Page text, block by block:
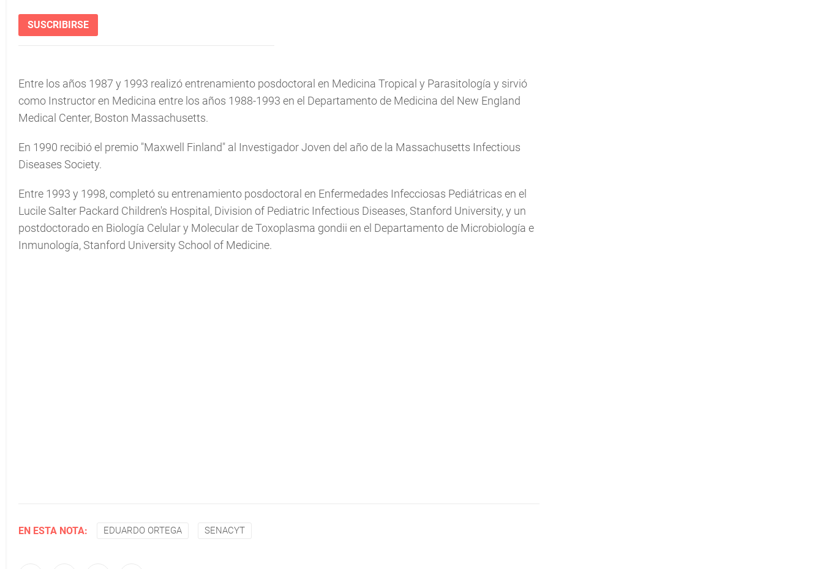
SUSCRIBIRSE
Entre los años 1987 y 1993 realizó entrenamiento posdoctoral en Medicina Tropical y Parasitología y sirvió
como Instructor en Medicina entre los años 1988-1993 en el Departamento de Medicina del New England
Medical Center, Boston Massachusetts.
En 1990 recibió el premio "Maxwell Finland" al Investigador Joven del año de la Massachusetts Infectious
Diseases Society.
Entre 1993 y 1998, completó su entrenamiento posdoctoral en Enfermedades Infecciosas Pediátricas en el
Lucile Salter Packard Children's Hospital, Division of Pediatric Infectious Diseases, Stanford University, y un
postdoctorado en Biología Celular y Molecular de Toxoplasma gondii en el Departamento de Microbiología e
Inmunología, Stanford University School of Medicine.
EN ESTA NOTA: EDUARDO ORTEGA SENACYT